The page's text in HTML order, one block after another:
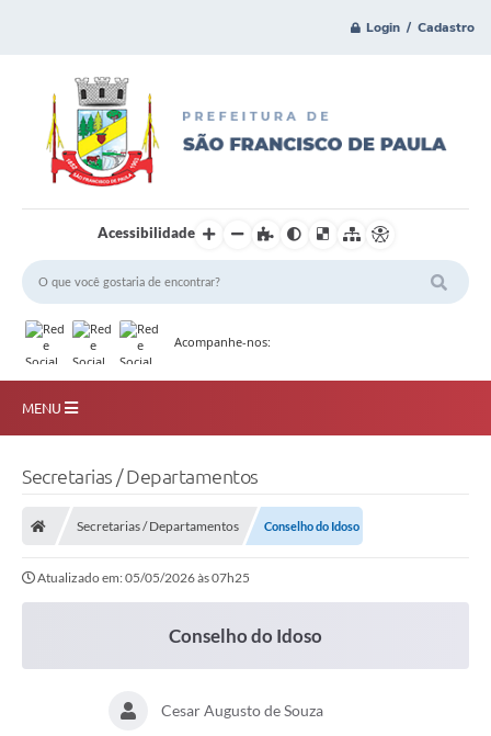
Login / Cadastro
Acessibilidade
Acompanhe-nos:
MENU
A Cidade
Transparência
Secretarias / Departamentos
Secretarias / Departamentos Conselho do Idoso
Atualizado em: 05/05/2026 às 07h25
Conselho do Idoso
Cesar Augusto de Souza